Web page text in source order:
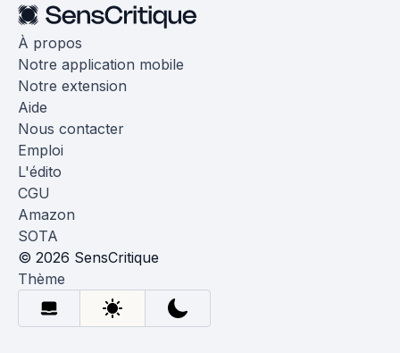
À propos
Notre application mobile
Notre extension
Aide
Nous contacter
Emploi
L'édito
CGU
Amazon
SOTA
© 2026 SensCritique
Thème